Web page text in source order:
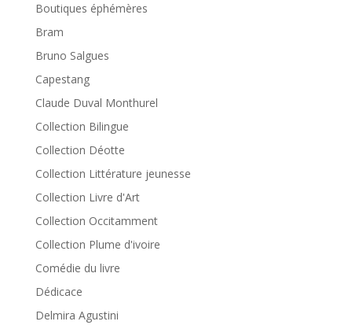
Boutiques éphémères
Bram
Bruno Salgues
Capestang
Claude Duval Monthurel
Collection Bilingue
Collection Déotte
Collection Littérature jeunesse
Collection Livre d'Art
Collection Occitamment
Collection Plume d'ivoire
Comédie du livre
Dédicace
Delmira Agustini